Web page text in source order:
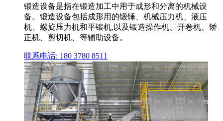
锻造设备是指在锻造加工中用于成形和分离的机械设
备。锻造设备包括成形用的锻锤、机械压力机、液压
机、螺旋压力机和平锻机,以及锻造操作机、开卷机、矫
正机、剪切机、等辅助设备。
联系电话: 180 3780 8511